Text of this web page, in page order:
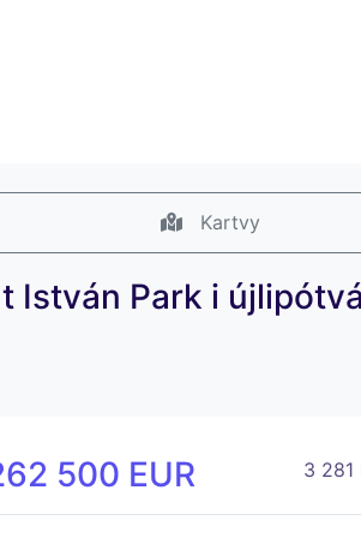
Kartvy
István Park i
500 EUR 3 281